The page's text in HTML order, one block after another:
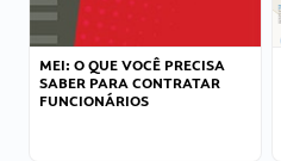
MEI: O QUE VOCÊ PRECISA
SABER PARA CONTRATAR
FUNCIONÁRIOS